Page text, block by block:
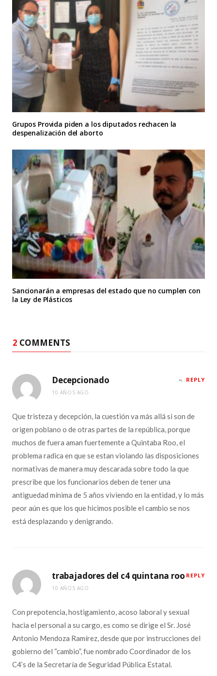
Grupos Provida piden a los diputados rechacen la
despenalización del aborto
Sancionarán a empresas del estado que no cumplen con
la Ley de Plásticos
2 COMMENTS
Decepcionado
10 AÑOS AGO
REPLY
Que tristeza y decepción, la cuestión va más allá si son de
origen poblano o de otras partes de la república, porque
muchos de fuera aman fuertemente a Quintaba Roo, el
problema radica en que se estan violando las disposiciones
normativas de manera muy descarada sobre todo la que
prescribe que los funcionarios deben de tener una
antiguedad mínima de 5 años viviendo en la entidad, y lo más
peor aún es que los que hicimos posible el cambio se nos
está desplazando y denigrando.
trabajadores del c4 quintana roo
10 AÑOS AGO
REPLY
Con prepotencia, hostigamiento, acoso laboral y sexual
hacia el personal a su cargo, es como se dirige el Sr. José
Antonio Mendoza Ramírez, desde que por instrucciones del
gobierno del “cambio”, fue nombrado Coordinador de los
C4’s de la Secretaría de Seguridad Pública Estatal.